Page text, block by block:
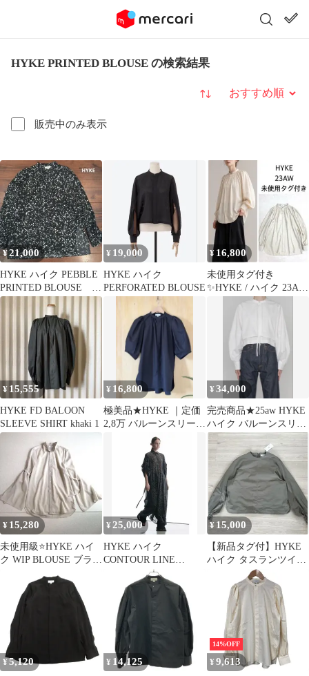
HYKE PRINTED BLOUSE の検索結果
販売中のみ表示
並び替え
¥21,000
HYKE ハイク PEBBLE
PRINTED BLOUSE ブ
ラウス
¥ 19,000
HYKE ハイク
PERFORATED BLOUSE
¥ 16,800
未使用タグ付き
✨HYKE / ハイク 23AW
バルーンスリーブ シャ
¥ 15,555
HYKE FD BALOON
SLEEVE SHIRT khaki 1
¥ 16,800
極美品★HYKE ｜定価
2,8万 バルーンスリーブ
¥34,000
完売商品★25aw HYKE
ハイク バルーンスリー
ブ ブラウス
¥ 15,280
未使用級⭐️HYKE ハイ
ク WIP BLOUSE ブラウ
ス 1 ベルスリーブ
¥25,000
HYKE ハイク
CONTOUR LINE
BELL-SLEEVE DRESS
¥ 15,000
【新品タグ付】HYKE
ハイク タスランツイル
ブラウス グレー サイズ
1 日本製
¥5,120 ¥ 14,125
14%OFF
¥ 9,613